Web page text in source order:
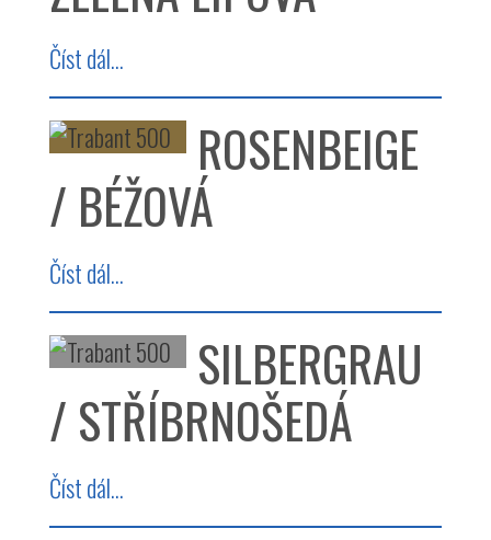
Číst dál...
ROSENBEIGE
/ BÉŽOVÁ
Číst dál...
SILBERGRAU
/ STŘÍBRNOŠEDÁ
Číst dál...